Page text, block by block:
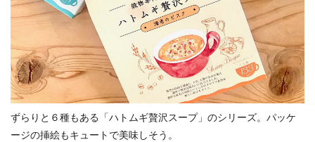
ずらりと６種もある「ハトムギ贅沢スープ」のシリーズ。パッケ
ージの挿絵もキュートで美味しそう。